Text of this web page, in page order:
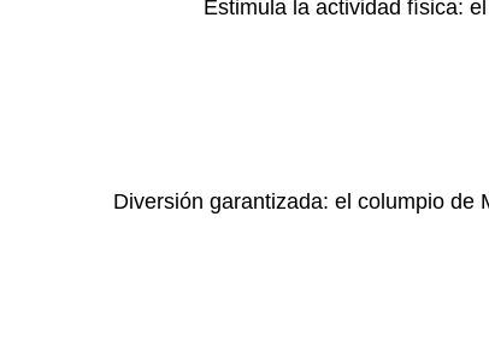
Estimula la actividad física:
Diversión garantizada: el columpio de